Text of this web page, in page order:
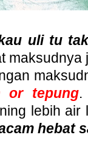
uli tu
or tepung.
lebih
hebat